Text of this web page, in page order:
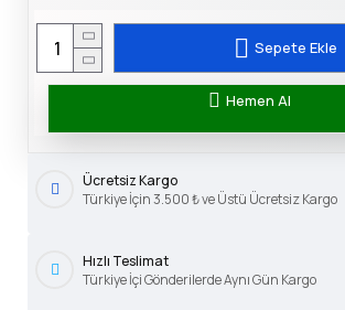
Sepete Ekle
Hemen Al
Ücretsiz Kargo
Türkiye İçin 3.500 ₺ ve Üstü Ücretsiz Kargo
Hızlı Teslimat
Türkiye İçi Gönderilerde Aynı Gün Kargo